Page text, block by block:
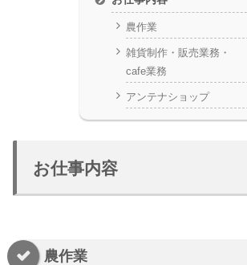
農作業
雑貨制作・販売業務・
cafe業務
アンテナショップ
お仕事内容
農作業